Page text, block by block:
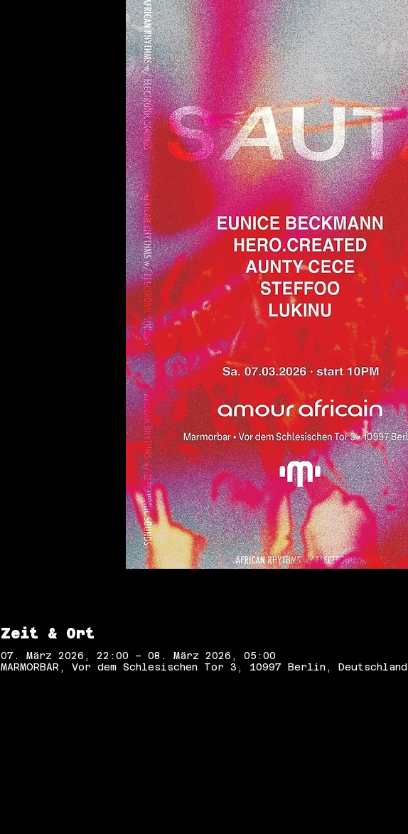
Zeit & Ort
07. März 2026, 22:00 – 08. März 2026, 05:00
MARMORBAR, Vor dem Schlesischen Tor 3, 10997 Berlin, Deutschland